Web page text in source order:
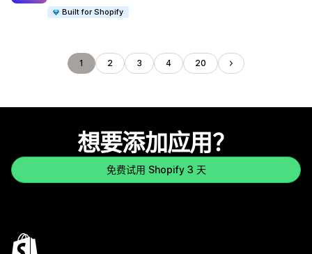
Built for Shopify
1 2 3 4 20
想要添加应用？
免费试用 Shopify 3 天